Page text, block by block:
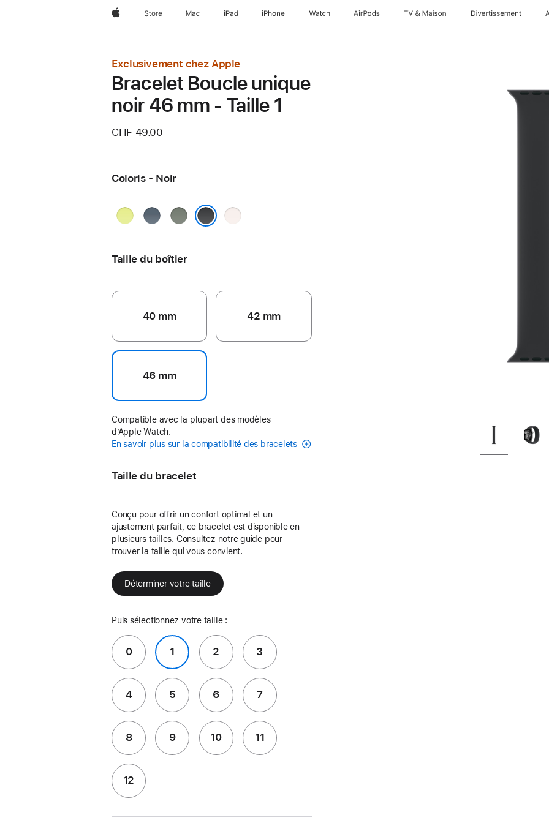
AppleStore Mac iPad iPhone Watch AirPods TV & Maison Divertissements
Exclusivement chez Apple
Bracelet Boucle unique
noir 46 mm - Taille 1
CHF 49.00
Coloris - Noir
JauneBleu
Gris
Rose
Taille du boîtier
40 mm 42 mm
46 mm
Compatible avec la plupart des modèles
d’Apple Watch.
En savoir plus sur la compatibilité des bracelets
Taille du bracelet
Conçu pour offrir un confort optimal et un
ajustement parfait, ce bracelet est disponible en
plusieurs tailles. Consultez notre guide pour
trouver la taille qui vous convient.
Déterminer votre taille
Puis sélectionnez votre taille :
0 1 2 3
4 5 6 7
8 9 10 11
12